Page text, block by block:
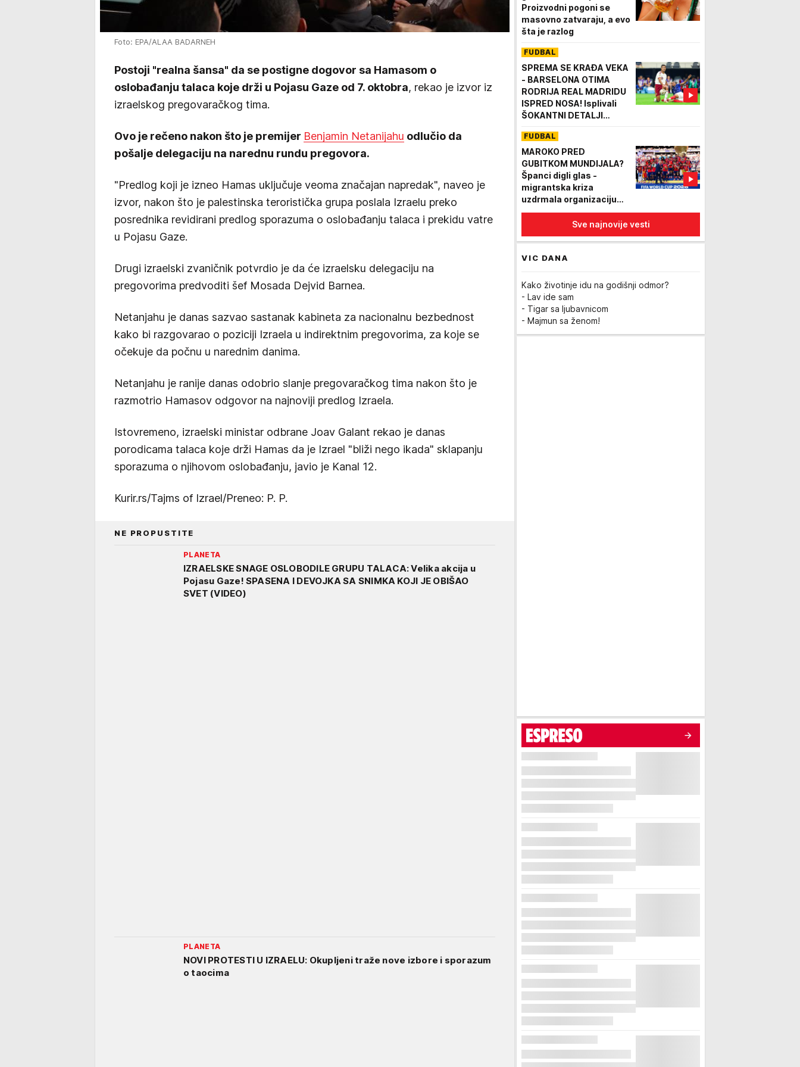
Foto: EPA/ALAA BADARNEH
Postoji "realna šansa" da se postigne dogovor sa Hamasom o
oslobađanju talaca koje drži u Pojasu Gaze od 7. oktobra, rekao je izvor iz
izraelskog pregovaračkog tima.
Ovo je rečeno nakon što je premijer Benjamin Netanijahu odlučio da
pošalje delegaciju na narednu rundu pregovora.
"Predlog koji je izneo Hamas uključuje veoma značajan napredak", naveo je
izvor, nakon što je palestinska teroristička grupa poslala Izraelu preko
posrednika revidirani predlog sporazuma o oslobađanju talaca i prekidu vatre
u Pojasu Gaze.
Drugi izraelski zvaničnik potvrdio je da će izraelsku delegaciju na
pregovorima predvoditi šef Mosada Dejvid Barnea.
Netanjahu je danas sazvao sastanak kabineta za nacionalnu bezbednost
kako bi razgovarao o poziciji Izraela u indirektnim pregovorima, za koje se
očekuje da počnu u narednim danima.
Netanjahu je ranije danas odobrio slanje pregovaračkog tima nakon što je
razmotrio Hamasov odgovor na najnoviji predlog Izraela.
Istovremeno, izraelski ministar odbrane Joav Galant rekao je danas
porodicama talaca koje drži Hamas da je Izrael "bliži nego ikada" sklapanju
sporazuma o njihovom oslobađanju, javio je Kanal 12.
Kurir.rs/Tajms of Izrael/Preneo: P. P.
NE PROPUSTITE
PLANETA
IZRAELSKE SNAGE OSLOBODILE GRUPU TALACA: Velika akcija u
Pojasu Gaze! SPASENA I DEVOJKA SA SNIMKA KOJI JE OBIŠAO
SVET (VIDEO)
PLANETA
NOVI PROTESTI U IZRAELU: Okupljeni traže nove izbore i sporazum
o taocima
Proizvodni pogoni se
masovno zatvaraju, a evo
šta je razlog
FUDBAL
SPREMA SE KRAĐA VEKA
- BARSELONA OTIMA
RODRIJA REAL MADRIDU
ISPRED NOSA! Isplivali
ŠOKANTNI DETALJI
ovog leta!
FUDBAL
MAROKO PRED
GUBITKOM MUNDIJALA?
Španci digli glas -
migrantska kriza
uzdrmala organizaciju
Mundijala 2030!
Sve najnovije vesti
VIC DANA
Kako životinje idu na godišnji odmor?
- Lav ide sam
- Tigar sa ljubavnicom
- Majmun sa ženom!